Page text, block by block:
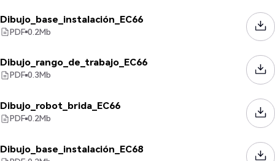
Dibujo_base_instalación_EC66
PDF 0.2Mb
Dibujo_rango_de_trabajo_EC66
PDF 0.3Mb
Dibujo_robot_brida_EC66
PDF 0.2Mb
Dibujo_base_instalación_EC68